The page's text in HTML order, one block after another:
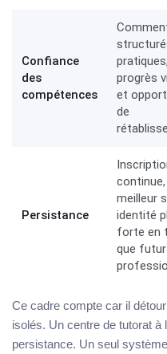
Confiance
des
compétences
pratiques,
progrès
et
de
Persistance
continue,
meilleur
identité
forte en
que futur
Ce cadre compte car il
isolés. Un centre de tutorat à
persistance. Un seul